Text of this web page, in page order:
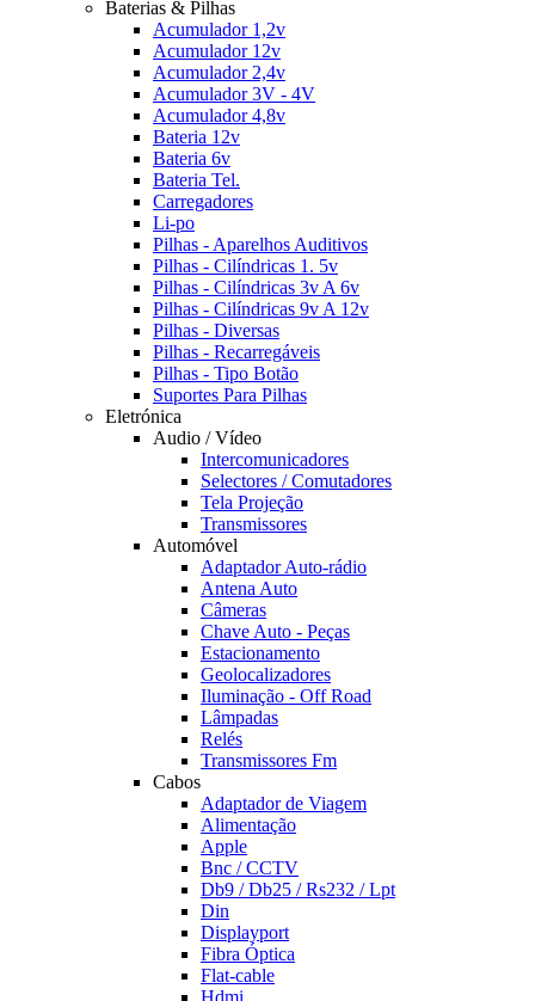
Baterias & Pilhas
Acumulador 1,2v
Acumulador 12v
Acumulador 2,4v
Acumulador 3V - 4V
Acumulador 4,8v
Bateria 12v
Bateria 6v
Bateria Tel.
Carregadores
Li-po
Pilhas - Aparelhos Auditivos
Pilhas - Cilíndricas 1. 5v
Pilhas - Cilíndricas 3v A 6v
Pilhas - Cilíndricas 9v A 12v
Pilhas - Diversas
Pilhas - Recarregáveis
Pilhas - Tipo Botão
Suportes Para Pilhas
Eletrónica
Audio / Vídeo
Intercomunicadores
Selectores / Comutadores
Tela Projeção
Transmissores
Automóvel
Adaptador Auto-rádio
Antena Auto
Câmeras
Chave Auto - Peças
Estacionamento
Geolocalizadores
Iluminação - Off Road
Lâmpadas
Relés
Transmissores Fm
Cabos
Adaptador de Viagem
Alimentação
Apple
Bnc / CCTV
Db9 / Db25 / Rs232 / Lpt
Din
Displayport
Fibra Óptica
Flat-cable
Hdmi